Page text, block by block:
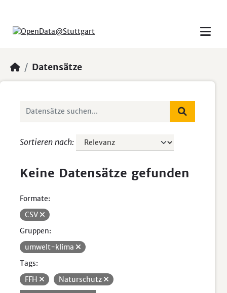
Datensätze
Sortieren nach
Keine Datensätze gefunden
Formate:
CSV
Gruppen:
umwelt-klima
Tags:
FFH
Naturschutz